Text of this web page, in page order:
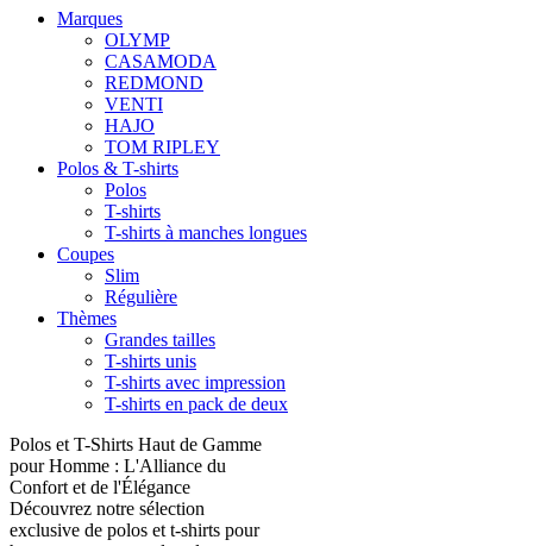
Marques
OLYMP
CASAMODA
REDMOND
VENTI
HAJO
TOM RIPLEY
Polos & T-shirts
Polos
T-shirts
T-shirts à manches longues
Coupes
Slim
Régulière
Thèmes
Grandes tailles
T-shirts unis
T-shirts avec impression
T-shirts en pack de deux
Polos et T-Shirts Haut de Gamme
pour Homme : L'Alliance du
Confort et de l'Élégance
Découvrez notre sélection
exclusive de polos et t-shirts pour